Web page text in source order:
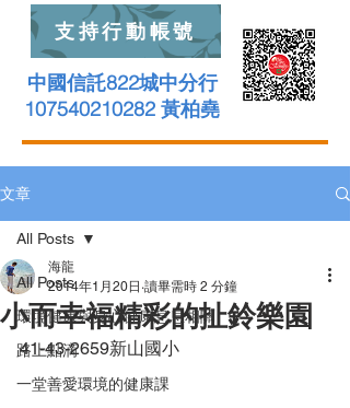
支持行動帳號
中國信託822城中分行
107540210282 黃柏堯
文章
All Posts
環境健康與身心健康息息相關
路上點滴
一堂善愛環境的健康課
All Posts
小而幸福精彩的扯鈴樂園
海龍
2014年1月20日 讀畢需時 2 分鐘
41-43-2659新山國小